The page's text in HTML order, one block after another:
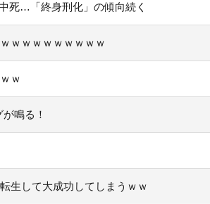
死…「終身刑化」の傾向続く
ｗｗｗｗｗｗｗｗｗ
ｗ
鳴る！
生して大成功してしまうｗｗ